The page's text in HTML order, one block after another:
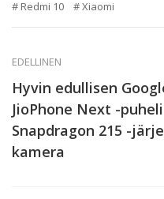
Redmi 10 Xiaomi
EDELLINEN
Hyvin edullisen
JioPhone Next -
Snapdragon 215 -
kamera